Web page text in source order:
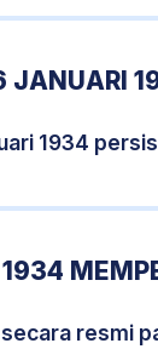
JANUARI
1934
resmi